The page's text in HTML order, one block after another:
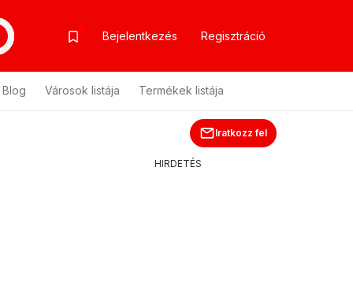
Bejelentkezés Regisztráció
Blog Városok listája Termékek listája
Iratkozz fel
HIRDETÉS